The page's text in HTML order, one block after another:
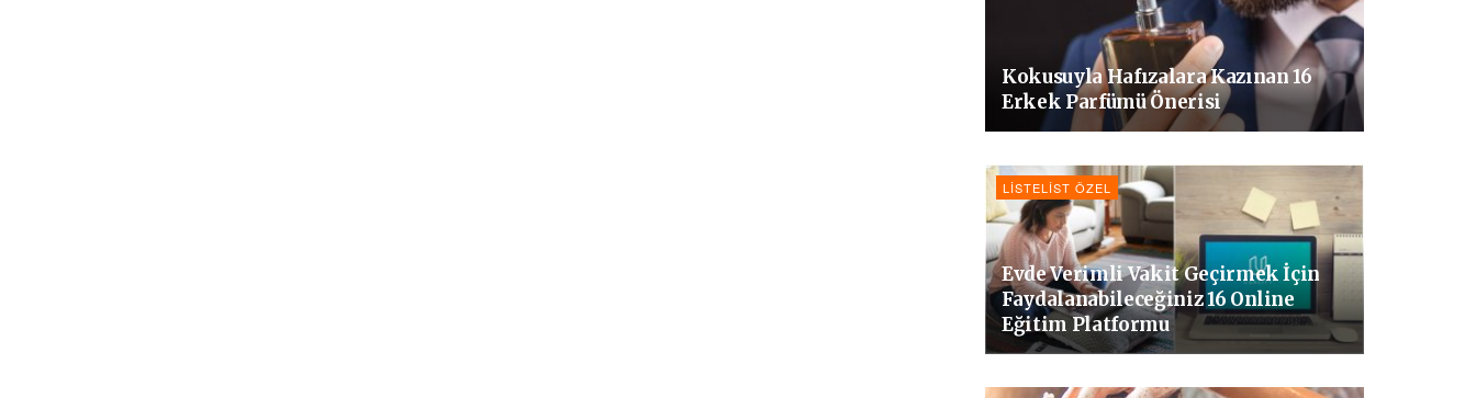
Kokusuyla Hafızalara Kazınan 16
Erkek Parfümü Önerisi
LISTELIST ÖZEL
Evde Verimli Vakit Geçirmek İçin
Faydalanabileceğiniz 16 Online
Eğitim Platformu